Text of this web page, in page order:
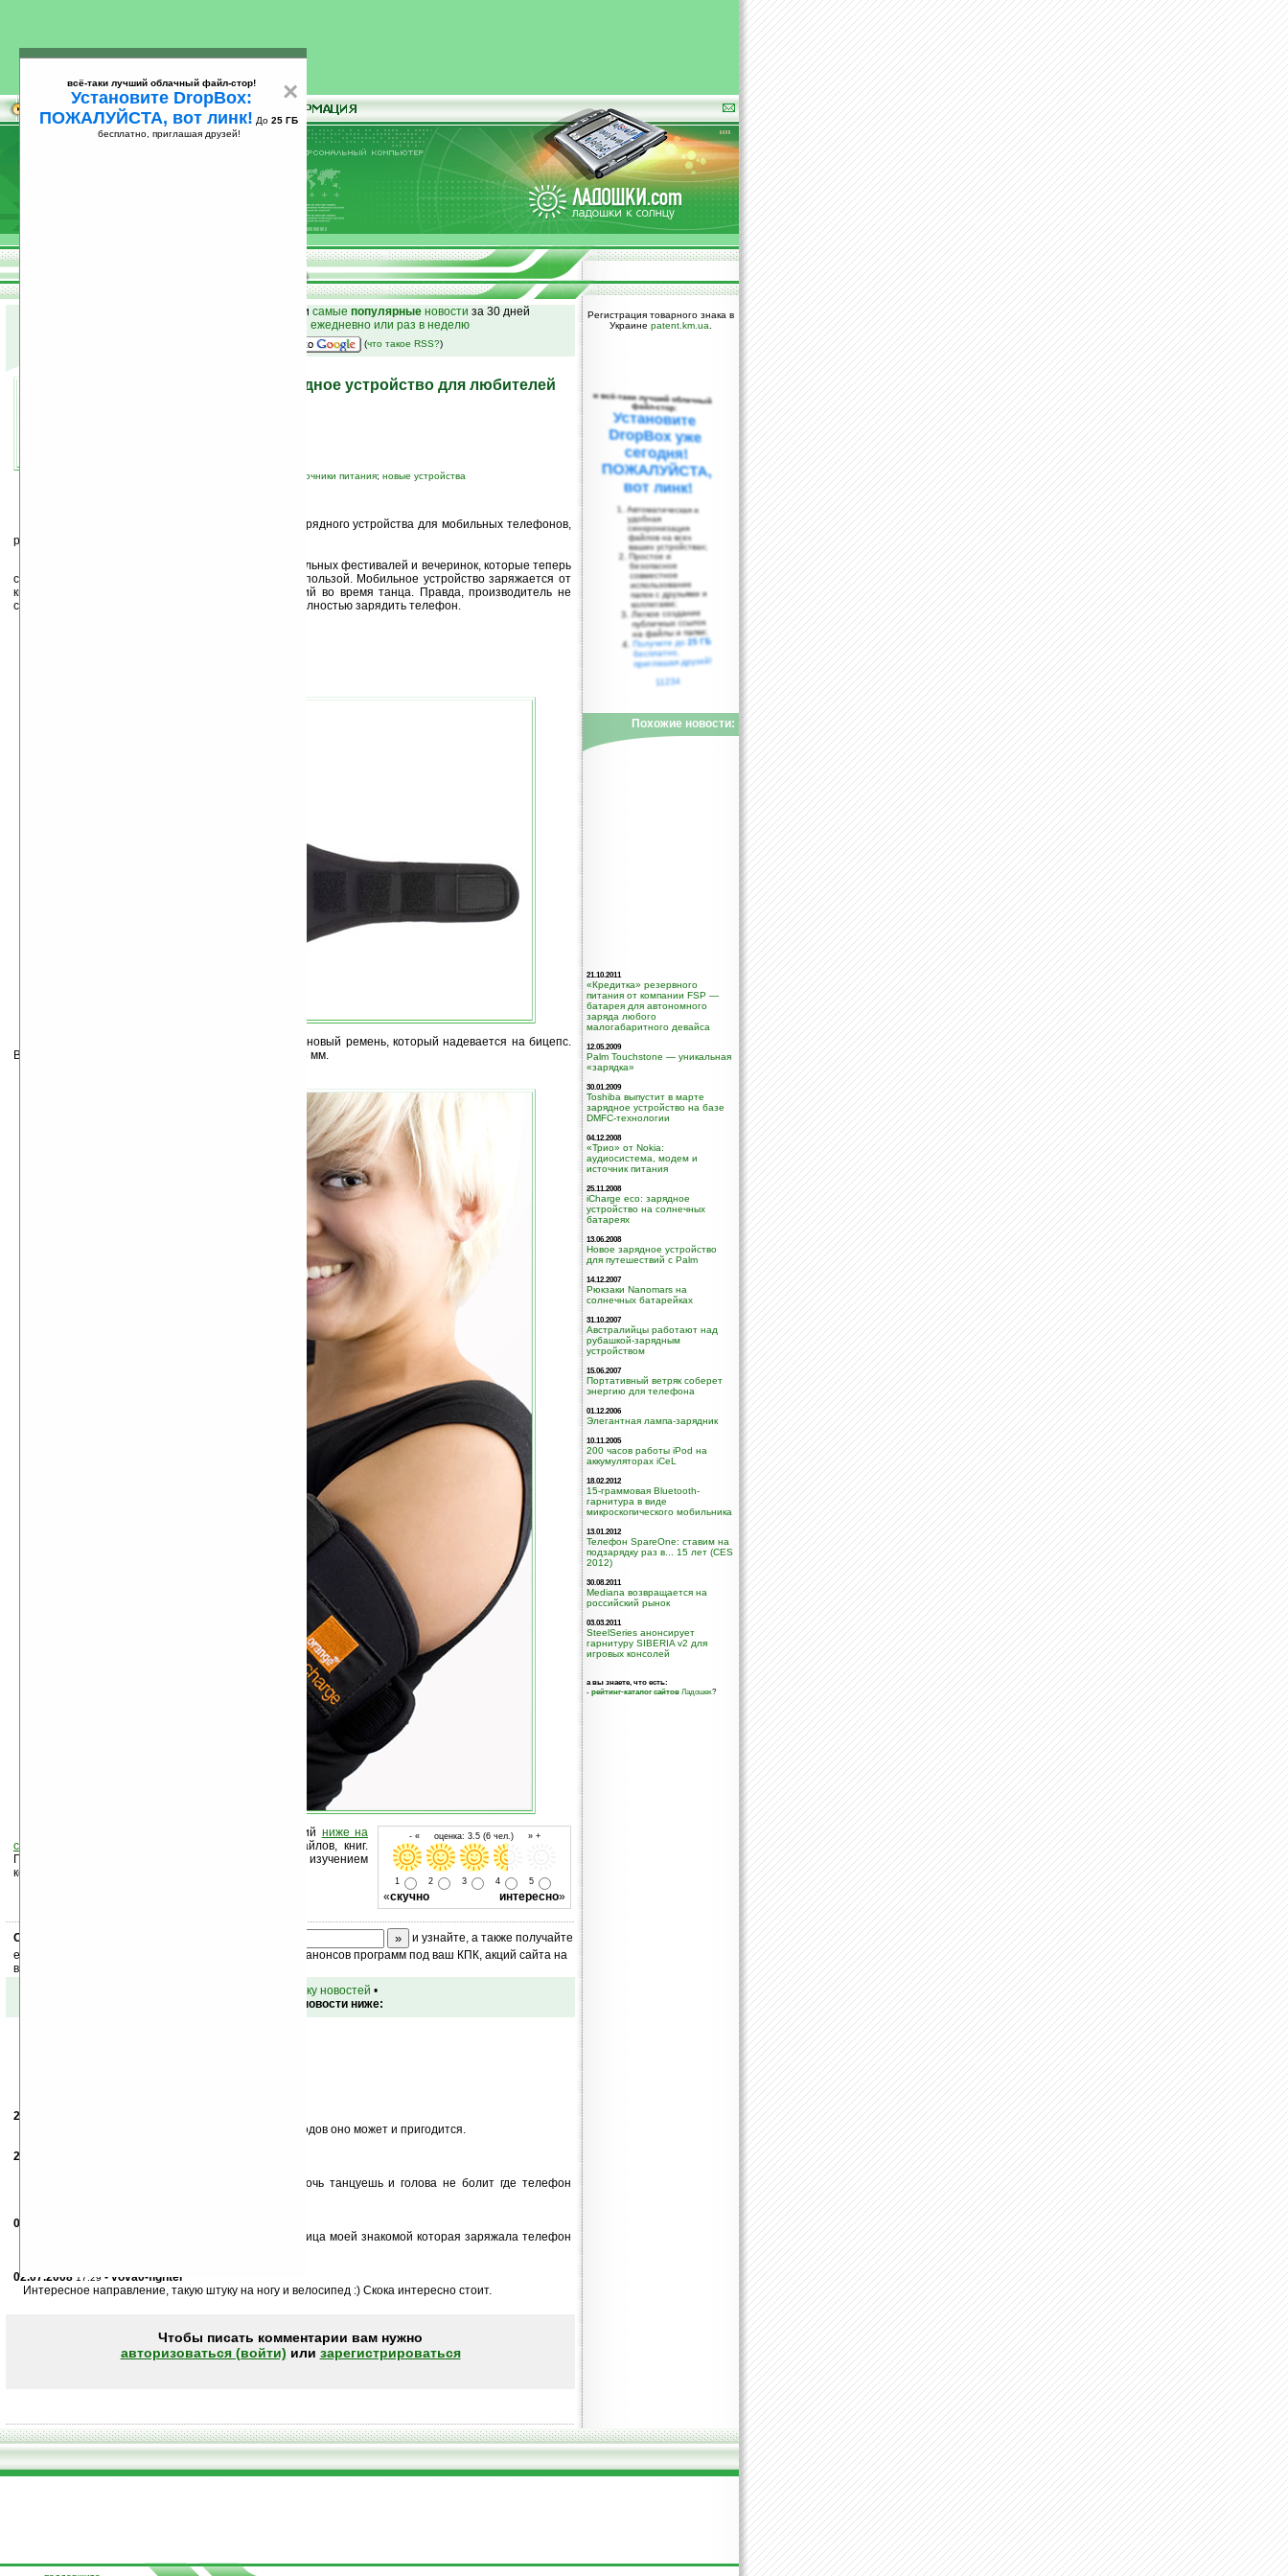
25
и самые популярные новости за 30 дней
на email ежедневно или раз в неделю
(что такое RSS?)
Orange разработала зарядное устройство для любителей
источники питания; новые устройства
омпания Orange анонсировала прототип зарядного устройства для мобильных телефонов,
работающего на кинетической энергии.
Новинка разработана для любителей танцевальных фестивалей и вечеринок, которые теперь
смогут проводить время не только приятно, но и с пользой. Мобильное устройство заряжается от
кинетической энергии, вырабатываемой от движений во время танца. Правда, производитель не
сообщает как долго нужно будет танцевать, чтобы полностью зарядить телефон.
Устройство помещается в эластичный неопреновый ремень, который надевается на бицепс.
Вес новинки составляет 180 грамм, размер — 102×58 мм.
- « оценка: 3.5 (6 чел.) » +
1 2 3 4 5
«скучно интересно»
Оцените новость и оставьте свой комментарий ниже на
странице
на рассылку новостей, файлов, книг.
Поддержите Ладошки своей посещаемостью, изучением
коммерческой информации, ссылками.
Скоро
и узнайте, а также получайте
ежедневный или еженедельный дайджест новостей, анонсов программ под ваш КПК, акций сайта на
ваш почтовый ящик.
вернуться к списку новостей •
Обсуждение этой новости ниже:
26.06.2008
)))) А ведь найдутся те кто это купят)) Хотя для походов оно может и пригодится.
27.06.2008
Купят любители фестивалей типа «Казантип»: ночь танцуешь и голова не болит где телефон
01.07.2008
)))) А ведь спрос будет..... Вспоминая выражение лица моей знакомой которая заряжала телефон
02.07.2008 17:29 - vova0-fighter
Интересное направление, такую штуку на ногу и велосипед :) Скока интересно стоит.
Чтобы писать комментарии вам нужно
авторизоваться (войти) или зарегистрироваться
Регистрация товарного знака в
Украине patent.km.ua
×
всё-таки лучший облачный файл-стор!
Установите DropBox:
ПОЖАЛУЙСТА, вот линк! До 25 ГБ
бесплатно, приглашая друзей!
и всё-таки лучший облачный
файл-стор:
Установите
DropBox уже
сегодня!
ПОЖАЛУЙСТА,
вот линк!
Автоматическая и
удобная
синхронизация
файлов на всех
ваших устройствах;
Простое и
безопасное
совместное
использование
папок с друзьями и
коллегами;
Легкое создание
публичных ссылок
на файлы и папки;
Получите до25 ГБ
бесплатно,
приглашая друзей!
11234
Похожие новости:
21.10.2011
«Кредитка» резервного
питания от компании FSP —
батарея для автономного
заряда любого
малогабаритного девайса
12.05.2009
Palm Touchstone — уникальная
«зарядка»
30.01.2009
Toshiba выпустит в марте
зарядное устройство на базе
DMFC-технологии
04.12.2008
«Трио» от Nokia:
аудиосистема, модем и
источник питания
25.11.2008
iCharge eco: зарядное
устройство на солнечных
батареях
13.06.2008
Новое зарядное устройство
для путешествий с Palm
14.12.2007
Рюкзаки Nanomars на
солнечных батарейках
31.10.2007
Австралийцы работают над
рубашкой-зарядным
устройством
15.06.2007
Портативный ветряк соберет
энергию для телефона
01.12.2006
Элегантная лампа-зарядник
10.11.2005
200 часов работы iPod на
аккумуляторах iCeL
18.02.2012
15-граммовая Bluetooth-
гарнитура в виде
микроскопического мобильника
13.01.2012
Телефон SpareOne: ставим на
подзарядку раз в... 15 лет (CES
2012)
30.08.2011
Mediana возвращается на
российский рынок
03.03.2011
SteelSeries анонсирует
гарнитуру SIBERIA v2 для
игровых консолей
а вы знаете, что есть:
- рейтинг-каталог сайтов Ладошек?